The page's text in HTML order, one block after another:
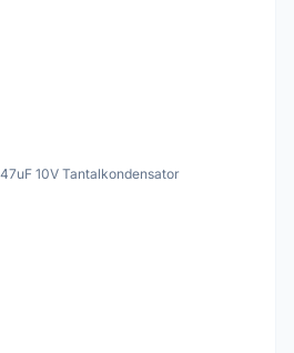
10V Tantalkondensator